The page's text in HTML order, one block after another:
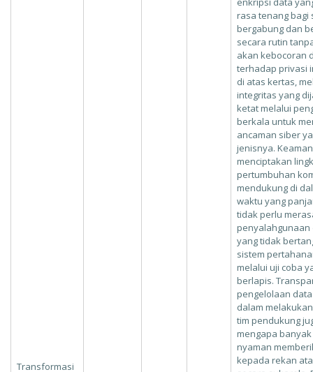
Transformasi
rasa tenang bagi
bergabung dan
secara rutin
akan kebocoran
terhadap privasi
di atas kertas,
integritas yang
ketat melalui
berkala untuk
ancaman siber
jenisnya.
menciptakan
pertumbuhan
mendukung di
waktu yang
tidak perlu
penyalahgunaan
yang tidak
sistem
melalui uji coba
berlapis.
pengelolaan
dalam
tim pendukung
mengapa
nyaman
kepada rekan